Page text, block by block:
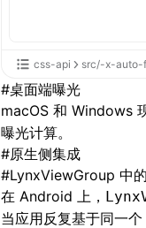
css-api src/-x-auto-
#桌面端曝光
macOS 和 Windows
曝光计算。
#原生侧集成
#LynxViewGroup 中
在 Android 上，
当应用反复基于同一